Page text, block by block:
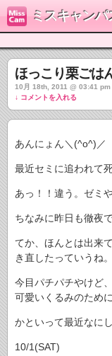
ミスキャンパス
ほっこり栗ごは
10月 18th, 2011 @ 03:41
↓ コメントを入れる
あんにょん＼(^o^)／
最近セミに追われて
あっ！！違う。ゼミ
ちなみに昨日も徹夜
てか、ほんとは出来
き直したっていうね。
今目パチパチやけど
可愛いくるみのため
かといって最近なに
10/1(SAT)